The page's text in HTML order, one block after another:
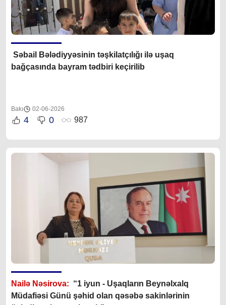
Səbail Bələdiyyəsinin təşkilatçılığı ilə uşaq
bağçasında bayram tədbiri keçirilib
Bakı 02-06-2026
4 0 987
Nailə Nəsirova: “1 iyun - Uşaqların Beynəlxalq
Müdafiəsi Günü şəhid olan qəsəbə sakinlərinin